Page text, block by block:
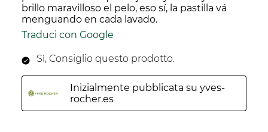
brillo maravilloso el pelo, eso sí, la pastilla vá
menguando en cada lavado.
Traduci con Google
Sì, Consiglio questo prodotto.
Inizialmente pubblicata su yves-
rocher.es